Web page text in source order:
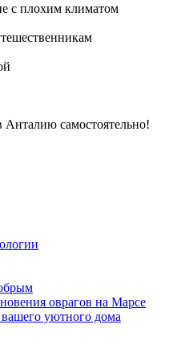
с плохим климатом
Анталию самостоятельно!